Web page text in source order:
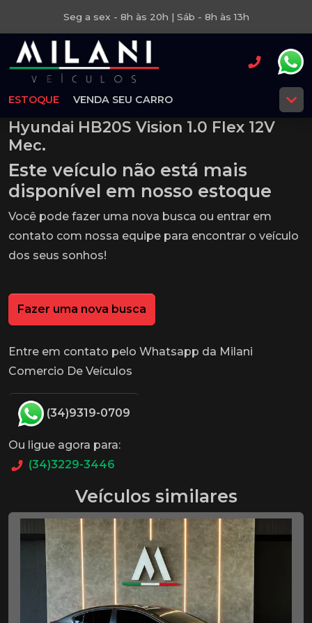
Seg a sex - 8h às 20h | Sáb - 8h às 13h
ESTOQUE VENDA SEU CARRO
Hyundai HB20S Vision 1.0 Flex 12V
Mec.
Este veículo não está mais
disponível em nosso estoque
Você pode fazer uma nova busca ou entrar em
contato com nossa equipe para encontrar o veículo
dos seus sonhos!
Fazer uma nova busca
Entre em contato pelo Whatsapp da Milani
Comercio De Veículos
(34)9319-0709
Ou ligue agora para:
(34)3229-3446
Veículos similares